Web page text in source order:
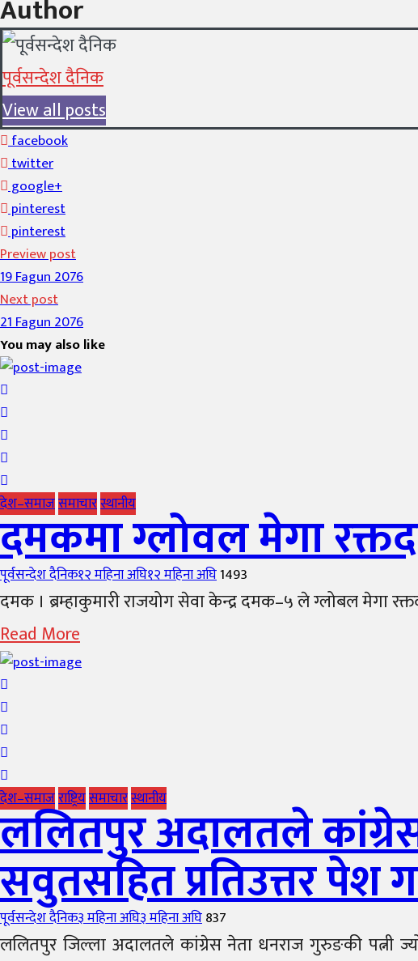
Author
पूर्वसन्देश दैनिक
View all posts
facebook
twitter
google+
pinterest
pinterest
Preview post
19 Fagun 2076
Next post
21 Fagun 2076
You may also like
देश–समाजसमाचारस्थानीय
दमकमा ग्लोवल मेगा
Author
पूर्वसन्देश दैनिकPosted
on
१२ महिना अघि१२ महिना अघि1493
दमक । ब्रम्हाकुमारी राजयोग सेवा केन्द्र दमक–५ ले ग्लोबल मेगा
Read More
देश–समाजराष्ट्रियसमाचारस्थानीय
ललितपुर अदालतले
सवुतसहित प्रतिउत्तर पेश
Author
पूर्वसन्देश दैनिकPosted
on
३ महिना अघि३ महिना अघि837
ललितपुर जिल्ला अदालतले कांग्रेस नेता धनराज गुरुङकी पत्नी